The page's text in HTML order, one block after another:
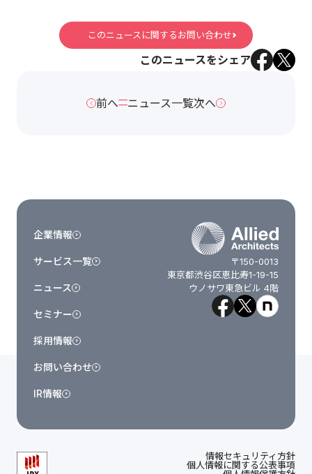
このニュースに関するお問い合わせ
このニュースをシェア
前へ ニュース一覧次へ
〒150-0013
東京都渋谷区恵比寿1-19-15
ウノサワ東急ビル 4階
企業情報
サービス一覧
ニュース
セミナー
採用情報
お問い合わせ
IR情報
情報セキュリティ方針
個人情報に関する公表事項